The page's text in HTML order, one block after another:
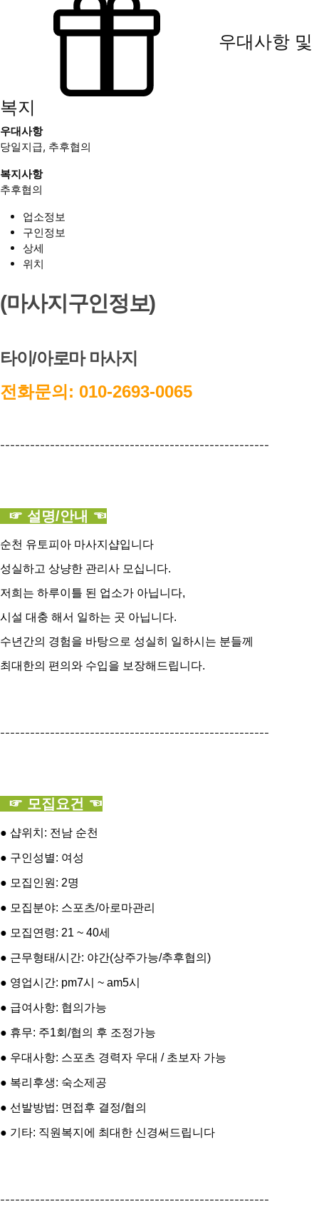
우대사항 및
복지
우대사항
당일지급, 추후협의
복지사항
추후협의
업소정보
구인정보
상세
위치
(마사지구인정보)
타이/아로마 마사지
전화문의: 010-2693-0065
------------------------------------------------------
☞ 설명/안내 ☜
순천 유토피아 마사지샵입니다
성실하고 상냥한 관리사 모십니다.
저희는 하루이틀 된 업소가 아닙니다,
시설 대충 해서 일하는 곳 아닙니다.
수년간의 경험을 바탕으로 성실히 일하시는 분들께
최대한의 편의와 수입을 보장해드립니다.
------------------------------------------------------
☞ 모집요건 ☜
● 샵위치: 전남 순천
● 구인성별: 여성
● 모집인원: 2명
● 모집분야: 스포츠/아로마관리
● 모집연령: 21 ~ 40세
● 근무형태/시간: 야간(상주가능/추후협의)
● 영업시간: pm7시 ~ am5시
● 급여사항: 협의가능
● 휴무: 주1회/협의 후 조정가능
● 우대사항: 스포츠 경력자 우대 / 초보자 가능
● 복리후생: 숙소제공
● 선발방법: 면접후 결정/협의
● 기타: 직원복지에 최대한 신경써드립니다
------------------------------------------------------